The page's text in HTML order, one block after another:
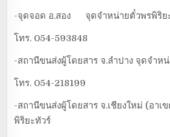
-จุดจอด อ.สอง จุดจำหน่ายตั๋วพรพิริย
โทร. 054-593848
-สถานีขนส่งผู้โดยสาร จ.ลำปาง จุดจำห
โทร. 054-218199
-สถานีขนส่งผู้โดยสาร จ.เชียงใหม่ (อา
พิริยะทัวร์